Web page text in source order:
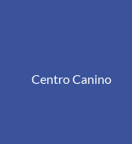
Centro Canino